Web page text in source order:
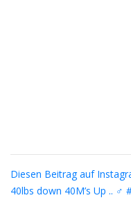
Diesen Beitrag auf
40lbs down 40M’s Up ..